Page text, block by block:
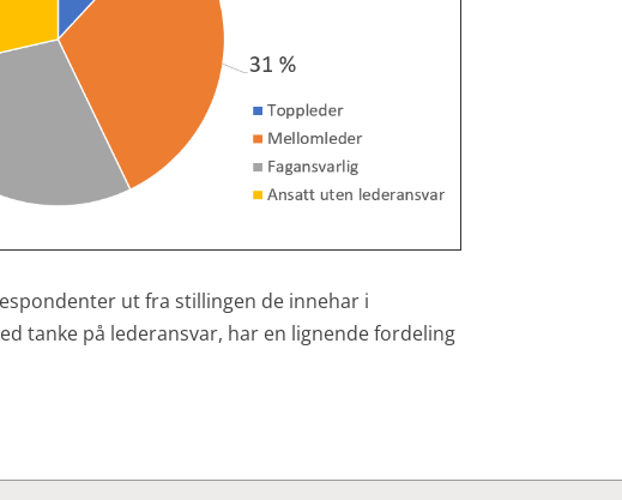
ut fra stillingen de innehar i
tanke på lederansvar, har en lignende fordeling